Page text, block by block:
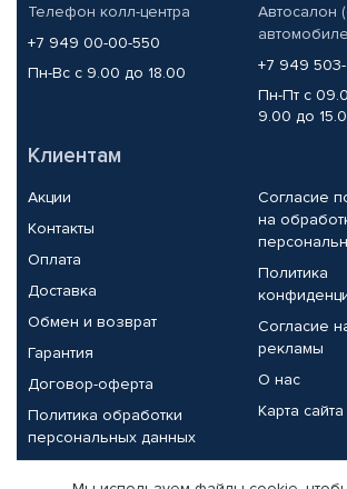
Телефон колл-центра
+7 949 00-00-550
Пн-Вс с 9.00 до 18.00
Автосалон
+7 949
Пн-Пт с
9.00 до
Клиентам
Акции
Контакты
Оплата
Доставка
Обмен и возврат
Гарантия
Договор-оферта
Политика обработки
персональных данных
Согласие
на
Политика
Согласие
рекламы
О нас
Карта сайта